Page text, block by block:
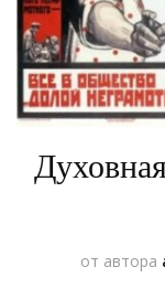
от автора